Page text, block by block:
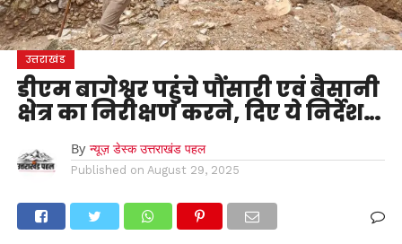
उत्तराखंड
डीएम बागेश्वर पहुंचे पौंसारी एवं बैसानी
क्षेत्र का निरीक्षण करने, दिए ये निर्देश…
By न्यूज़ डेस्क उत्तराखंड पहल
Published on August 29, 2025